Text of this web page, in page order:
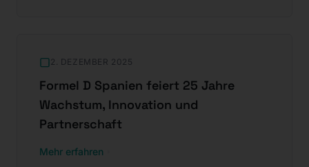
2. DEZEMBER 2025
Formel D Spanien feiert 25 Jahre
Wachstum, Innovation und
Partnerschaft
Mehr erfahren
:Formel D Spanien feiert 25 Jahre Wachstum, Innovation